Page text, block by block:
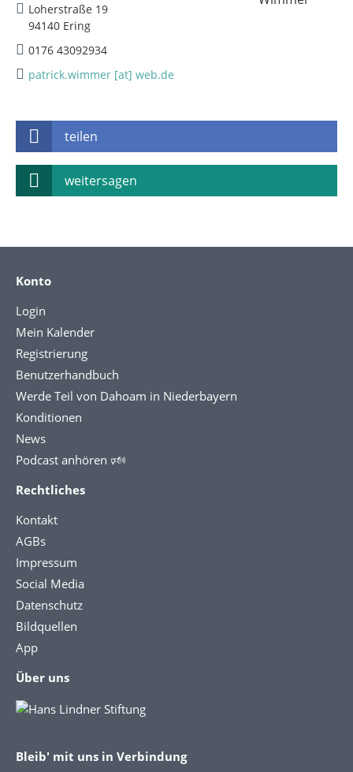
Loherstraße 19
94140 Ering
0176 43092934
patrick.wimmer [at] web.de
teilen
weitersagen
Konto
Login
Mein Kalender
Registrierung
Benutzerhandbuch
Werde Teil von Dahoam in Niederbayern
Konditionen
News
Podcast anhören 🕬
Rechtliches
Kontakt
AGBs
Impressum
Social Media
Datenschutz
Bildquellen
App
Über uns
Bleib' mit uns in Verbindung